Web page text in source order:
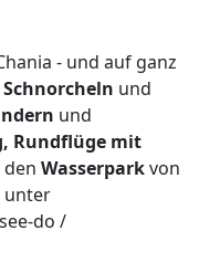
- und auf ganz
Schnorcheln und
und
Rundflüge mit
Wasserparkvon
unter
do /